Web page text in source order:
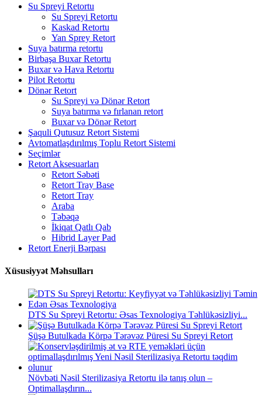
Su Spreyi Retortu
Su Spreyi Retortu
Kaskad Retortu
Yan Sprey Retort
Suya batırma retortu
Birbaşa Buxar Retortu
Buxar və Hava Retortu
Pilot Retortu
Dönər Retort
Su Spreyi və Dönər Retort
Suya batırma və fırlanan retort
Buxar və Dönər Retort
Şaquli Qutusuz Retort Sistemi
Avtomatlaşdırılmış Toplu Retort Sistemi
Seçimlər
Retort Aksesuarları
Retort Səbəti
Retort Tray Base
Retort Tray
Araba
Təbəqə
İkiqat Qatlı Qab
Hibrid Layer Pad
Retort Enerji Bərpası
Xüsusiyyət Məhsulları
DTS Su Spreyi Retortu: Əsas Texnologiya Təhlükəsizliyi...
Şüşə Butulkada Körpə Tərəvəz Püresi Su Spreyi Retort
Növbəti Nəsil Sterilizasiya Retortu ilə tanış olun –
Optimallaşdırın...